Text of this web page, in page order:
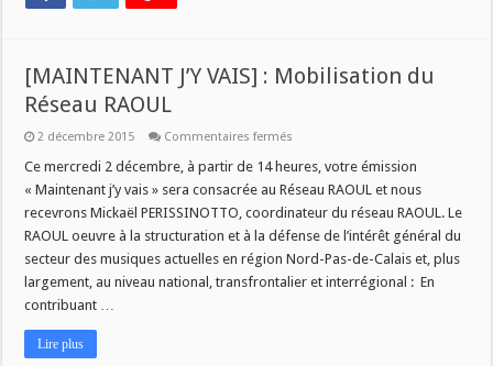
[MAINTENANT J’Y VAIS] : Mobilisation du
Réseau RAOUL
2 décembre 2015 Commentaires fermés
J’Y
:
Mobilisation
du
Réseau
RAOUL
Ce mercredi 2 décembre, à partir de 14 heures, votre émission
« Maintenant j’y vais » sera consacrée au Réseau RAOUL et nous
recevrons Mickaël PERISSINOTTO, coordinateur du réseau RAOUL. Le
RAOUL oeuvre à la structuration et à la défense de l’intérêt général du
secteur des musiques actuelles en région Nord-Pas-de-Calais et, plus
largement, au niveau national, transfrontalier et interrégional : En
contribuant …
Lire plus